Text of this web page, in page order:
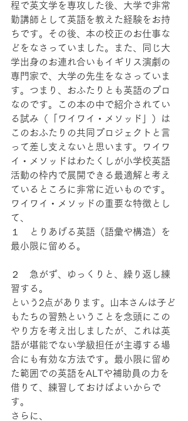
程で英文学を専攻した後、大学で非常
勤講師として英語を教えた経験をお持
ちです。その後、本の校正のお仕事な
どをなさっていました。また、同じ大
学出身のお連れ合いもイギリス演劇の
専門家で、大学の先生をなさっていま
す。つまり、おふたりとも英語のプロ
なのです。この本の中で紹介されてい
る試み（「ワイワイ・メソッド」）は
このおふたりの共同プロジェクトと言
って差し支えないと思います。ワイワ
イ・メソッドはわたくしが小学校英語
活動の枠内で展開できる最適解と考え
ているところに非常に近いものです。
ワイワイ・メソッドの重要な特徴とし
て、
１　とりあげる英語（語彙や構造）を
最小限に留める。
２　急がず、ゆっくりと、繰り返し練
習する。
という2点があります。山本さんは子ど
もたちの習熟ということを念頭にこの
やり方を考え出しましたが、これは英
語が堪能でない学級担任が主導する場
合にも有効な方法です。最小限に留め
た範囲での英語をALTや補助員の力を
借りて、練習しておけばよいからで
す。
さらに、